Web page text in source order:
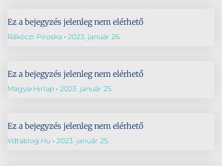
Ez a bejegyzés jelenleg nem elérhető
Rákóczi Piroska 2023. január 26.
Ez a bejegyzés jelenleg nem elérhető
MagyarHirlap 2023. január 25.
Ez a bejegyzés jelenleg nem elérhető
Vdtablog.hu 2023. január 25.